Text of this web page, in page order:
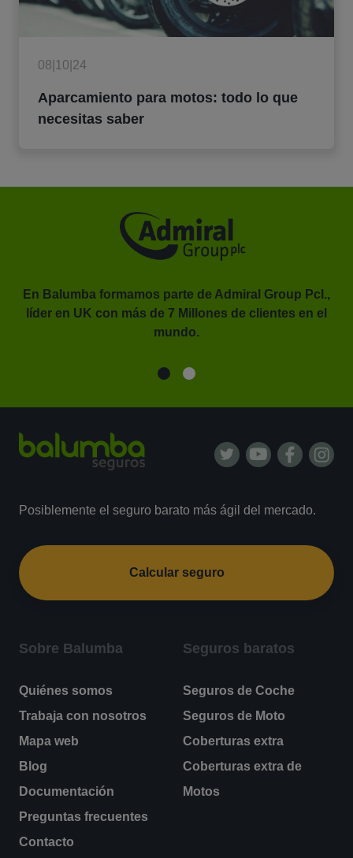
08|10|24
Aparcamiento para motos: todo lo que
necesitas saber
En Balumba formamos parte de Admiral Group Pcl.,
líder en UK con más de 7 Millones de clientes en el
mundo.
Posiblemente el seguro barato más ágil del mercado.
Calcular seguro
Sobre Balumba
Quiénes somos
Trabaja con nosotros
Mapa web
Blog
Documentación
Preguntas frecuentes
Contacto
Seguros baratos
Seguros de Coche
Seguros de Moto
Coberturas extra
Coberturas extra de
Motos